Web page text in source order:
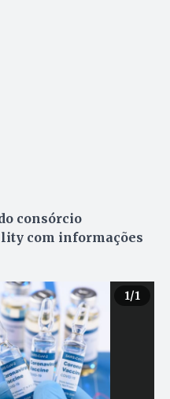
consórcio
com informações
1/1